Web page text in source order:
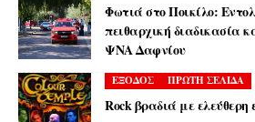
Φωτιά στο Ποικίλο:
πειθαρχική διαδικασία
ΨΝΑ Δαφνίου
ΕΞΟΔΟΣ ΠΡΩΤΗ ΣΕΛΙΔΑ
Rock βραδιά με ελεύθερη